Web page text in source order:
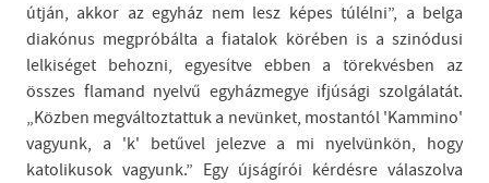
útján, akkor az egyház nem lesz képes túlélni”, a belga
diakónus megpróbálta a fiatalok körében is a szinódusi
lelkiséget behozni, egyesítve ebben a törekvésben az
összes flamand nyelvű egyházmegye ifjúsági szolgálatát.
„Közben megváltoztattuk a nevünket, mostantól 'Kammino'
vagyunk, a 'k' betűvel jelezve a mi nyelvünkön, hogy
katolikusok vagyunk.” Egy újságírói kérdésre válaszolva